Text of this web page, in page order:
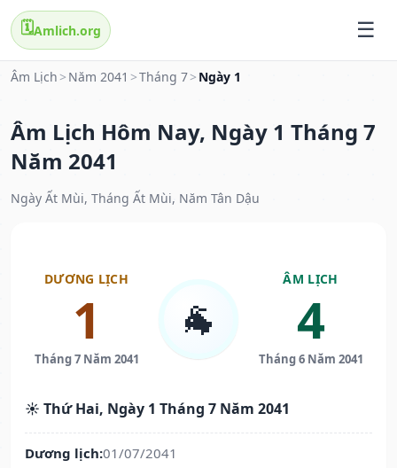
🗓️Amlich.org
Âm Lịch > Năm 2041 >Tháng 7> Ngày 1
Âm Lịch Hôm Nay, Ngày 1 Tháng 7
Năm 2041
Ngày Ất Mùi, Tháng Ất Mùi, Năm Tân Dậu
DƯƠNG LỊCH
1
Tháng 7 Năm 2041
🐐
ÂM LỊCH
4
Tháng 6 Năm 2041
☀️ Thứ Hai, Ngày 1 Tháng 7 Năm 2041
Dương lịch:01/07/2041